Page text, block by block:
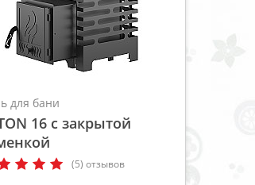
для бани
16 с закрытой
(5) отзывов